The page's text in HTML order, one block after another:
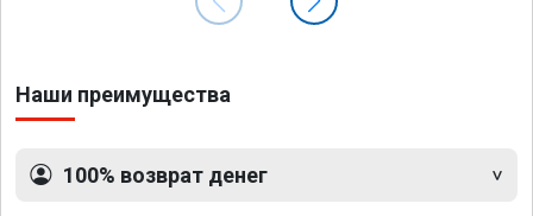
Наши преимущества
100% возврат денег